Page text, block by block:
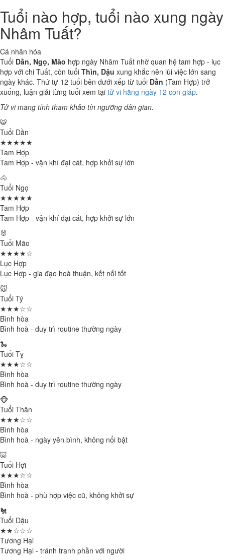
Tuổi nào hợp, tuổi nào xung ngày
Nhâm Tuất?
Cá nhân hóa
Tuổi Dần, Ngọ, Mão hợp ngày Nhâm Tuất nhờ quan hệ tam hợp - lục
hợp với chi Tuất, còn tuổi Thìn, Dậu xung khắc nên lùi việc lớn sang
ngày khác. Thứ tự 12 tuổi bên dưới xếp từ tuổi Dần (Tam Hợp) trở
xuống, luận giải từng tuổi xem tại tử vi hằng ngày 12 con giáp.
Tử vi mang tính tham khảo tín ngưỡng dân gian.
🐯
Tuổi Dần
★★★★★
Tam Hợp
Tam Hợp - vận khí đại cát, hợp khởi sự lớn
🐴
Tuổi Ngọ
★★★★★
Tam Hợp
Tam Hợp - vận khí đại cát, hợp khởi sự lớn
🐰
Tuổi Mão
★★★★☆
Lục Hợp
Lục Hợp - gia đạo hoà thuận, kết nối tốt
🐭
Tuổi Tý
★★★☆☆
Bình hòa
Bình hoà - duy trì routine thường ngày
🐍
Tuổi Tỵ
★★★☆☆
Bình hòa
Bình hoà - duy trì routine thường ngày
🐵
Tuổi Thân
★★★☆☆
Bình hòa
Bình hoà - ngày yên bình, không nổi bật
🐷
Tuổi Hợi
★★★☆☆
Bình hòa
Bình hoà - phù hợp việc cũ, không khởi sự
🐔
Tuổi Dậu
★★☆☆☆
Tương Hại
Tương Hại - tránh tranh phần với người